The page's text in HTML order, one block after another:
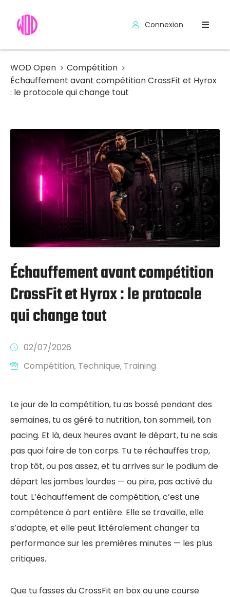
Hyrox
Programmes
Exercices
Connexion
WOD Open
Compétition
Échauffement avant compétition CrossFit et Hyrox
: le protocole qui change tout
Échauffement avant compétition
CrossFit et Hyrox : le protocole
qui change tout
02/07/2026
Compétition‚ Technique‚ Training
Le jour de la compétition, tu as bossé pendant des
semaines, tu as géré ta nutrition, ton sommeil, ton
pacing. Et là, deux heures avant le départ, tu ne sais
pas quoi faire de ton corps. Tu te réchauffes trop,
trop tôt, ou pas assez, et tu arrives sur le podium de
départ les jambes lourdes — ou pire, pas activé du
tout. L’échauffement de compétition, c’est une
compétence à part entière. Elle se travaille, elle
s’adapte, et elle peut littéralement changer ta
performance sur les premières minutes — les plus
critiques.
Que tu fasses du CrossFit en box ou une course